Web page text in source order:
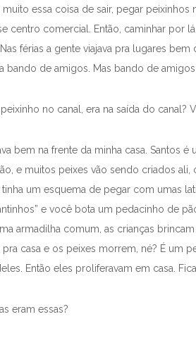
muito essa coisa de sair, pegar
centro comercial. Então, caminhar por
férias a gente viajava pra lugares
bando de amigos. Mas bando de
no canal, era na saída do canal?
bem na frente da minha casa. Santos
e muitos peixes vão sendo criados
um esquema de pegar com umas
e você bota um pedacinho de
armadilha comum, as crianças
casa e os peixes morrem, né? É um
Então eles proliferavam em casa.
eram essas?